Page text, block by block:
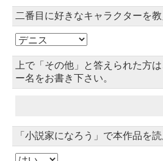
二番目に好きなキャラクターを教
上で「その他」と答えられた方
ー名をお書き下さい。
「小説家になろう」で本作品を読